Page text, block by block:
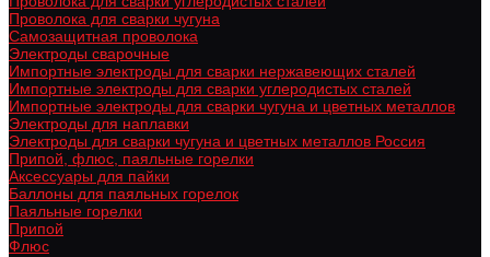
Проволока для сварки чугуна
Самозащитная проволока
Электроды сварочные
Импортные электроды для сварки нержавеющих сталей
Импортные электроды для сварки углеродистых сталей
Импортные электроды для сварки чугуна и цветных металлов
Электроды для наплавки
Электроды для сварки чугуна и цветных металлов Россия
Припой, флюс, паяльные горелки
Аксессуары для пайки
Баллоны для паяльных горелок
Паяльные горелки
Припой
Флюс